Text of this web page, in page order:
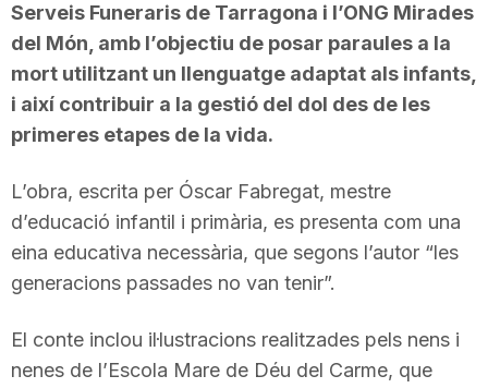
Serveis Funeraris de Tarragona i l’ONG Mirades
del Món, amb l’objectiu de posar paraules a la
mort utilitzant un llenguatge adaptat als infants,
i així contribuir a la gestió del dol des de les
primeres etapes de la vida.
L’obra, escrita per Óscar Fabregat, mestre
d’educació infantil i primària, es presenta com una
eina educativa necessària, que segons l’autor “les
generacions passades no van tenir”.
El conte inclou il·lustracions realitzades pels nens i
nenes de l’Escola Mare de Déu del Carme, que